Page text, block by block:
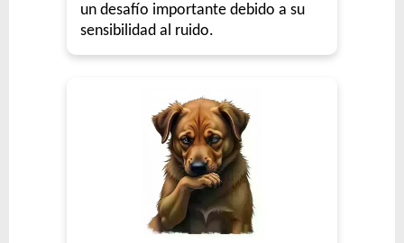
un desafío importante debido a su
sensibilidad al ruido.